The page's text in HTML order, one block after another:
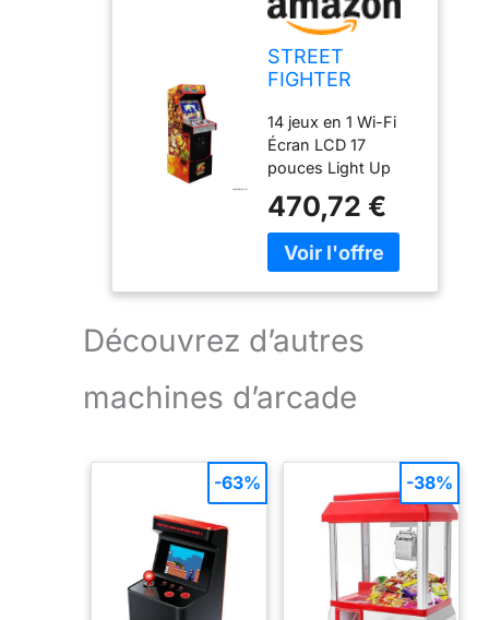
STREET
FIGHTER
GAMES Wifi
ENABLED
ARCADE
MACHINE
14 jeux en 1 Wi-Fi
Écran LCD 17
pouces Light Up
Coindoor
470,72 €
Découvrez d’autres
machines d’arcade
-63% -38%